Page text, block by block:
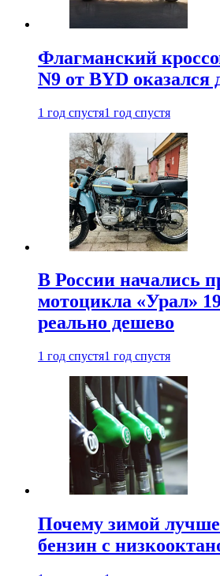
Флагманский
N9 от BYD
1 год спустя1 год спустя
В России начались
мотоцикла «Урал»
реально дешево
1 год спустя1 год спустя
Почему зимой лучше
бензин с